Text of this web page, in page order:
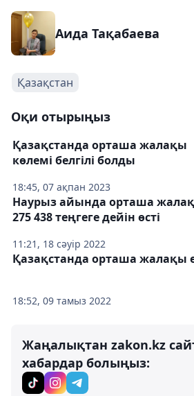
Аида Тақабаева
Қазақстан
Оқи отырыңыз
18:45, 07 ақпан 2023
Қазақстанда орташа жалақы
көлемі белгілі болды
11:21, 18 сәуір 2022
Наурыз айында орташа
275 438 теңгеге дейін өсті
18:52, 09 тамыз 2022
Қазақстанда орташа жалақы
Жаңалықтан zakon.kz
хабардар болыңыз: